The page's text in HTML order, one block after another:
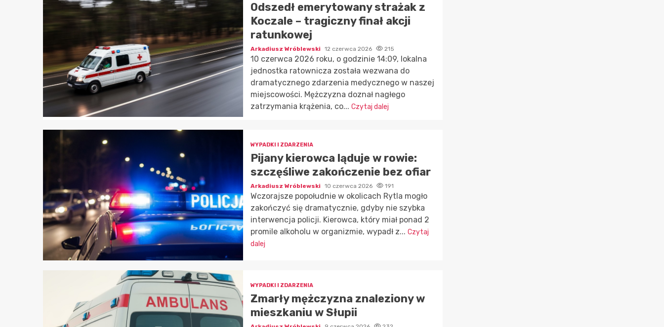
Odszedł emerytowany strażak z
Koczale – tragiczny finał akcji
ratunkowej
Arkadiusz Wróblewski 12 czerwca 2026 215
10 czerwca 2026 roku, o godzinie 14:09, lokalna
jednostka ratownicza została wezwana do
dramatycznego zdarzenia medycznego w naszej
miejscowości. Mężczyzna doznał nagłego
zatrzymania krążenia, co... Czytaj dalej
WYPADKI I ZDARZENIA
Pijany kierowca ląduje w rowie:
szczęśliwe zakończenie bez ofiar
Arkadiusz Wróblewski 10 czerwca 2026 191
Wczorajsze popołudnie w okolicach Rytla mogło
zakończyć się dramatycznie, gdyby nie szybka
interwencja policji. Kierowca, który miał ponad 2
promile alkoholu w organizmie, wypadł z... Czytaj
dalej
WYPADKI I ZDARZENIA
Zmarły mężczyzna znaleziony w
mieszkaniu w Słupii